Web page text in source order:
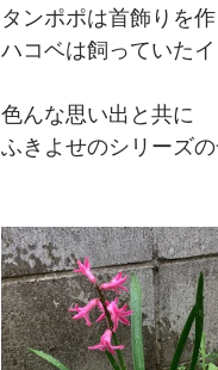
タンポポは首飾りを作
ハコベは飼っていた
色んな思い出と共に
ふきよせのシリーズ